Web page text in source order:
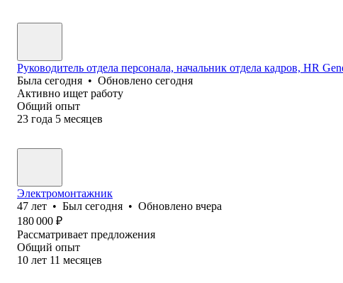
Руководитель отдела персонала, начальник отдела кадров, HR
Была сегодня • Обновлено сегодня
Активно ищет работу
Общий опыт
23 года 5 месяцев
Электромонтажник
47 лет • Был сегодня • Обновлено вчера
180 000 ₽
Рассматривает предложения
Общий опыт
10 лет 11 месяцев